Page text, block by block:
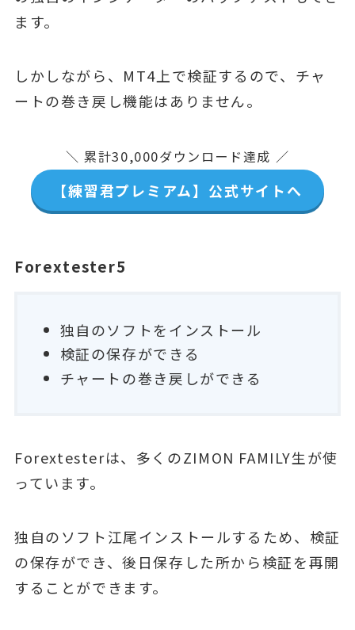
ます。
しかしながら、MT4上で検証するので、チャ
ートの巻き戻し機能はありません。
＼ 累計30,000ダウンロード達成 ／
【練習君プレミアム】公式サイトへ
Forextester5
独自のソフトをインストール
検証の保存ができる
チャートの巻き戻しができる
Forextesterは、多くのZIMON FAMILY生が使
っています。
独自のソフト江尾インストールするため、検証
の保存ができ、後日保存した所から検証を再開
することができます。